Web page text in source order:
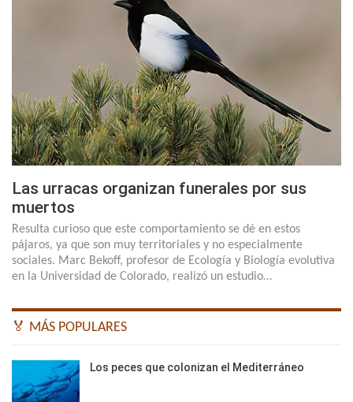
Las urracas organizan funerales por sus
muertos
Resulta curioso que este comportamiento se dé en estos
pájaros, ya que son muy territoriales y no especialmente
sociales. Marc Bekoff, profesor de Ecología y Biología evolutiva
en la Universidad de Colorado, realizó un estudio…
🏅 MÁS POPULARES
Los peces que colonizan el Mediterráneo